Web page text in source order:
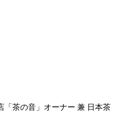
「茶の音」オーナー 兼 日本茶